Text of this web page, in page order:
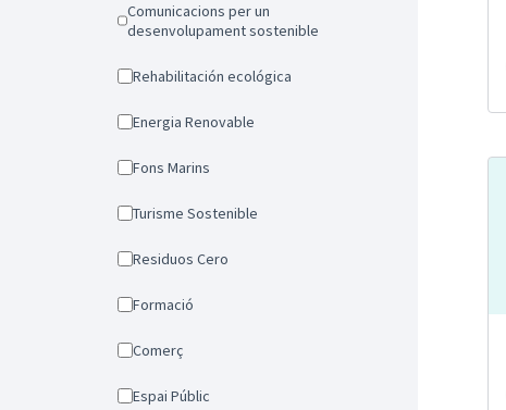
Comunicacions per un
desenvolupament sostenible
Rehabilitación ecológica
Energia Renovable
Fons Marins
Turisme Sostenible
Residuos Cero
Formació
Comerç
Espai Públic